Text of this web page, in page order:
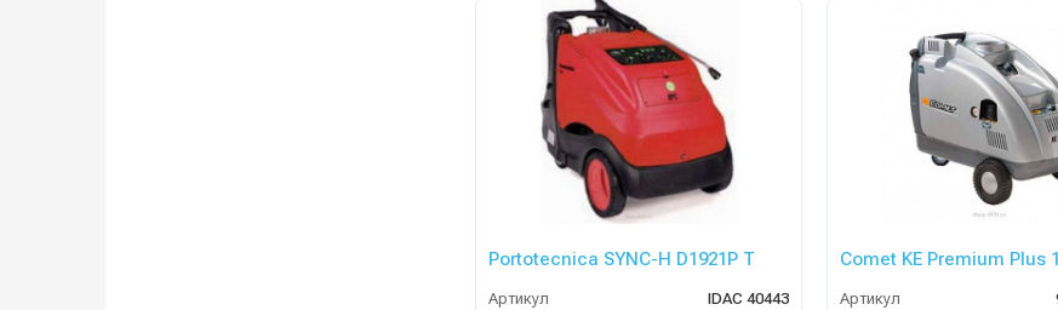
Portotecnica SYNC-H D1921P T
Артикул
IDAC 40443
Comet KE Premium Plus
Артикул